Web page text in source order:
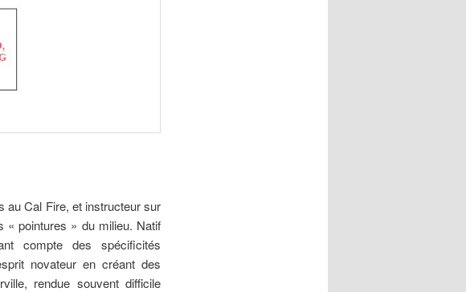
au Cal Fire, et instructeur sur
« pointures » du milieu. Natif
compte des spécificités
novateur en créant des
rendue souvent difficile